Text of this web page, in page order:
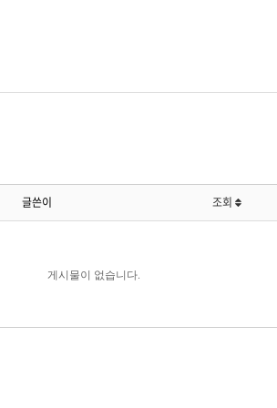
글쓴이 조회
게시물이 없습니다.